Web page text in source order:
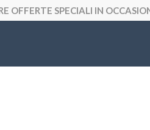
OFFERTE SPECIALI IN